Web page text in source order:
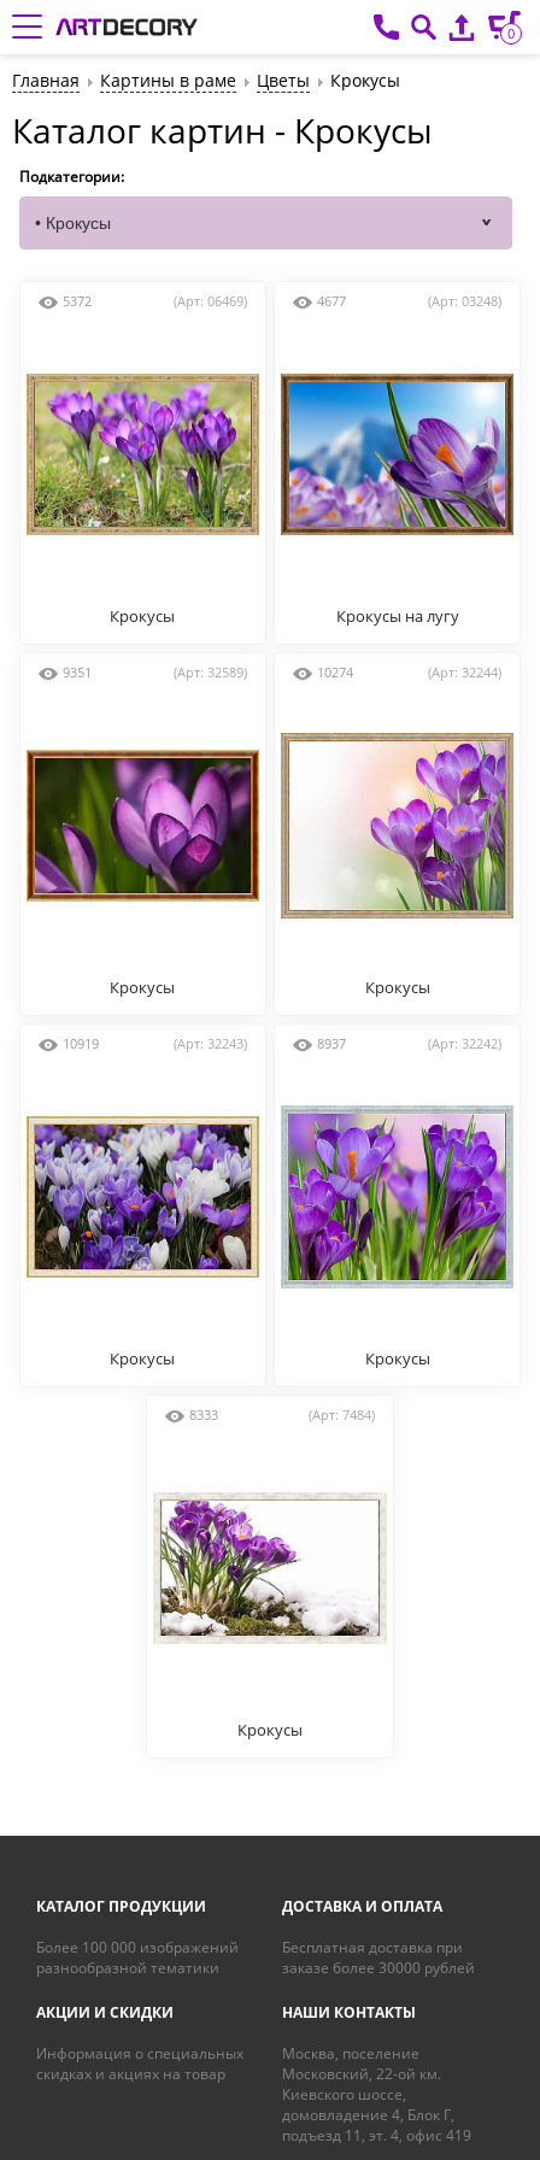
0
Главная Картины в раме Цветы Крокусы
Каталог картин - Крокусы
Подкатегории:
5372 (Арт: 06469)
Крокусы
4677 (Арт: 03248)
Крокусы на лугу
9351 (Арт: 32589)
Крокусы
10274 (Арт: 32244)
Крокусы
10919 (Арт: 32243)
Крокусы
8937 (Арт: 32242)
Крокусы
8333 (Арт: 7484)
Крокусы
КАТАЛОГ ПРОДУКЦИИ
Более 100 000 изображений
разнообразной тематики
ДОСТАВКА И ОПЛАТА
Бесплатная доставка при
заказе более 30000 рублей
АКЦИИ И СКИДКИ
Информация о специальных
скидках и акциях на товар
НАШИ КОНТАКТЫ
Москва, поселение
Московский, 22-ой км.
Киевского шоссе,
домовладение 4, Блок Г,
подъезд 11, эт. 4, офис 419